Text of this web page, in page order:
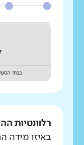
בבתי
רלוונטיות
באיזו מידה